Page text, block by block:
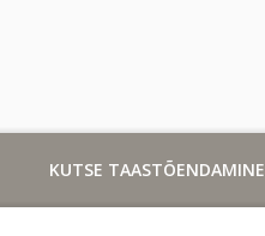
KUTSE TAASTÕENDAMINE